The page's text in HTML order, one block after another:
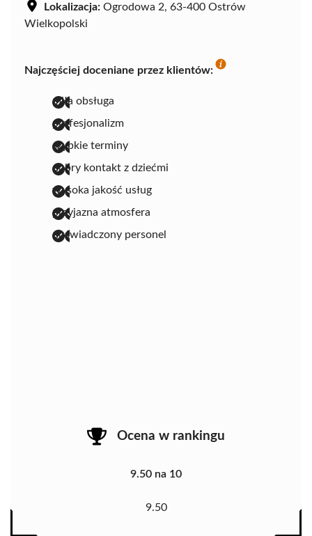
Lokalizacja: Ogrodowa 2, 63-400 Ostrów
Wielkopolski
Najczęściej doceniane przez klientów:
miła obsługa
profesjonalizm
szybkie terminy
dobry kontakt z dziećmi
wysoka jakość usług
przyjazna atmosfera
doświadczony personel
Ocena w rankingu
9.50 na 10
9.50